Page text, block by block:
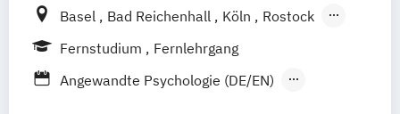
Basel Bad Reichenhall Köln
Rostock
Freiburg
Frankfurt am Main
Deggendorf Karlsruhe
Kassel
Fernstudium
Fernlehrgang
Angewandte Psychologie (DE/EN)